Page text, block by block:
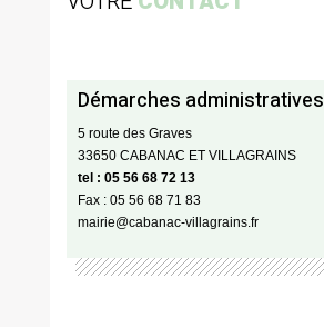
Démarches administratives
5 route des Graves
33650 CABANAC ET VILLAGRAINS
tel : 05 56 68 72 13
Fax : 05 56 68 71 83
mairie@cabanac-villagrains.fr